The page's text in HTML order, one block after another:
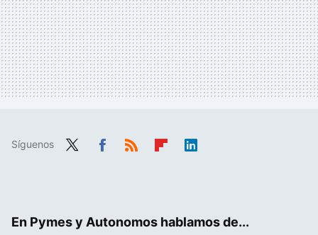
Síguenos
En Pymes y Autonomos hablamos de...